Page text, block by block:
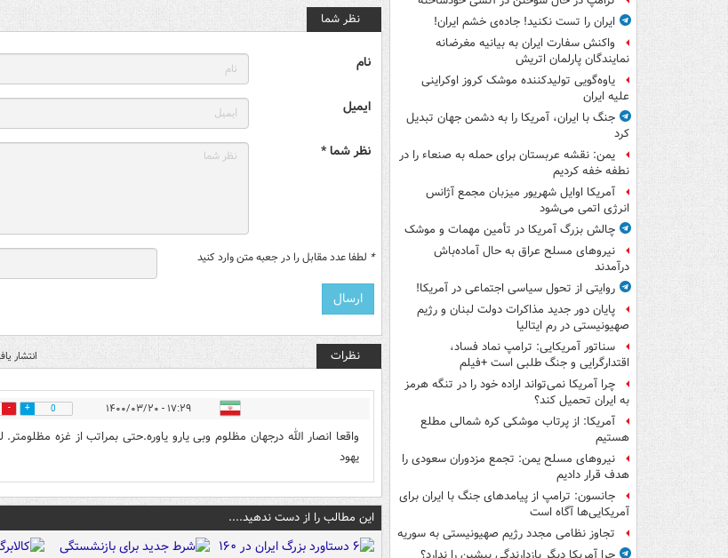
ایران را تست نکنید! جاده‌ی خشم ایران!
واکنش سفارت ایران به بیانیه مغرضانه
نمایندگان پارلمان اتریش
یاوه‌گویی تولیدکننده موشک کروز اوکراینی
علیه ایران
جنگ با ایران، آمریکا را به دشمن جهان تبدیل
کرد
یمن: نقشه عربستان برای حمله به صنعاء را در
نطفه خفه کردیم
آمریکا اوایل شهریور میزبان مجمع آژانس
انرژی اتمی می‌شود
چالش بزرگ آمریکا در تأمین مهمات و موشک
نیروهای مسلح عراق به حال آماده‌باش
درآمدند
روایتی از تحول سیاسی اجتماعی در آمریکا!
پایان دور جدید مذاکرات دولت لبنان و رژیم
صهیونیستی در رم ایتالیا
سناتور آمریکایی: ترامپ نماد فساد،
اقتدارگرایی و جنگ طلبی است +فیلم
چرا آمریکا نمی‌تواند اراده خود را در تنگه هرمز
به ایران تحمیل کند؟
آمریکا: از پرتاب موشکی کره شمالی مطلع
هستیم
نیروهای مسلح یمن: تجمع مزدوران سعودی را
هدف قرار دادیم
جانسون: ترامپ از پیامدهای جنگ با ایران برای
آمریکایی‌ها آگاه است
تجاوز نظامی مجدد رژیم صهیونیستی به سوریه
نظر شما
نام
ایمیل
نظر شما *
* لطفا عدد مقابل را در جعبه متن وارد کنید
نظرات انتشار
۱۷:۲۹ - ۱۴۰۰/۰۳/۲۰ 0
واقعا انصار الله درجهان مظلوم وبی یارو یاوره.حتی بمراتب از غزه
یهود
این مطالب را از دست ندهید....